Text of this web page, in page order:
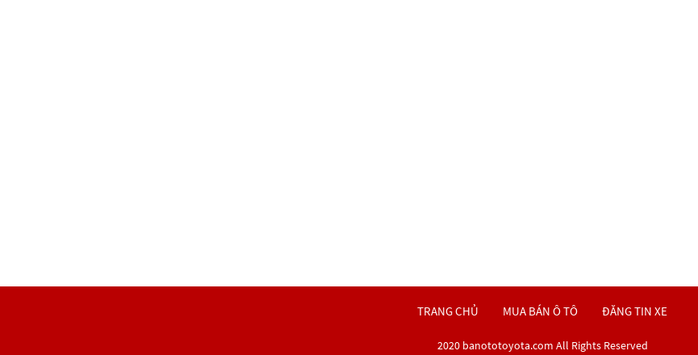
TRANG CHỦ MUA BÁN Ô TÔ ĐĂNG TIN XE
2020 banototoyota.com All Rights Reserved